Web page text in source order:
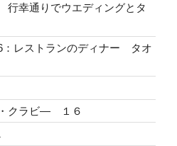
幸通りでウエディングとタ
：レストランのディナー タオ
クラビ― １６